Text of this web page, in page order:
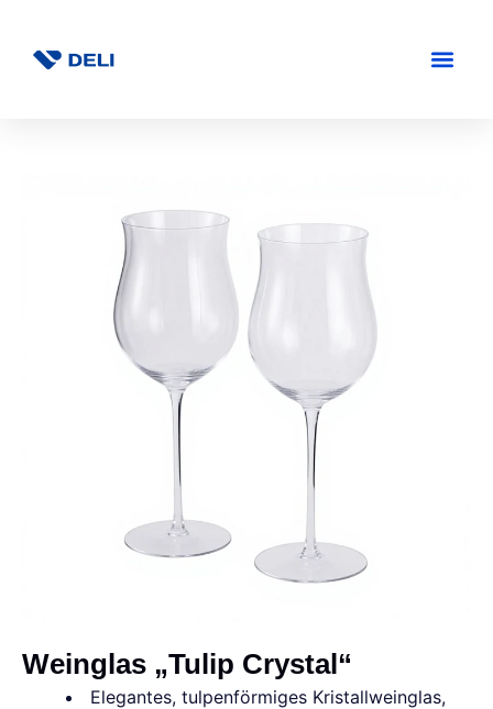
Weinglas „Tulip Crystal“
Elegantes, tulpenförmiges Kristallweinglas,